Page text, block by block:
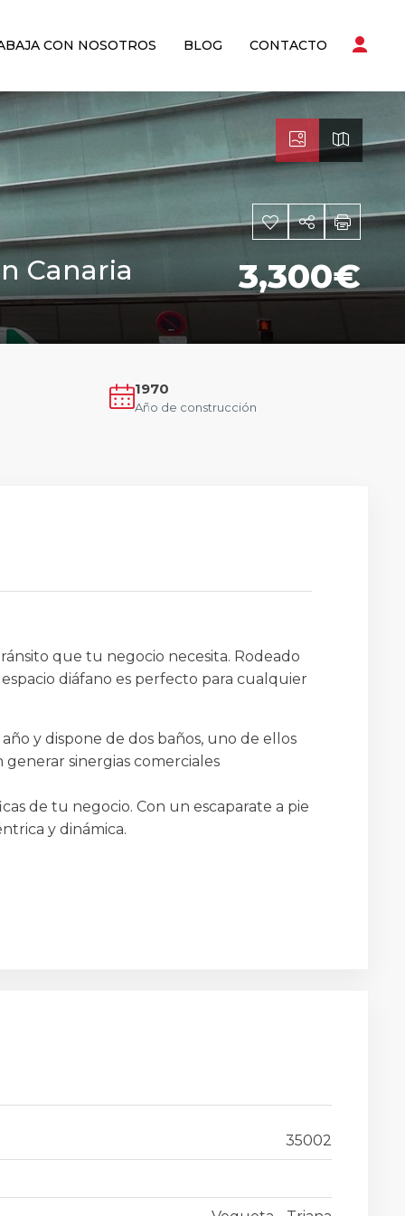
CON NOSOTROS BLOG CONTACTO
Canaria 3,300€
1970
Año de construcción
que tu negocio necesita. Rodeado
diáfano es perfecto para cualquier
y dispone de dos baños, uno de ellos
sinergias comerciales
de tu negocio. Con un escaparate a pie
y dinámica.
35002